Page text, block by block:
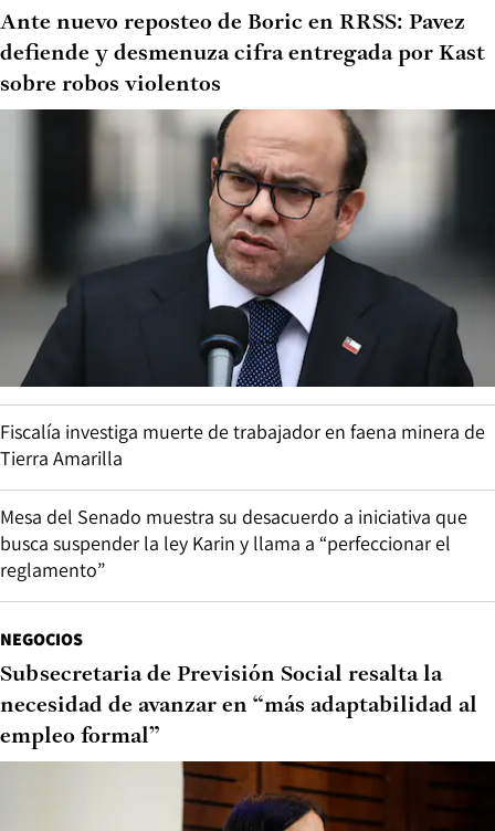
Ante nuevo reposteo de Boric en RRSS: Pavez
defiende y desmenuza cifra entregada por Kast
sobre robos violentos
Fiscalía investiga muerte de trabajador en faena minera de
Tierra Amarilla
Mesa del Senado muestra su desacuerdo a iniciativa que
busca suspender la ley Karin y llama a “perfeccionar el
reglamento”
NEGOCIOS
Subsecretaria de Previsión Social resalta la
necesidad de avanzar en “más adaptabilidad al
empleo formal”